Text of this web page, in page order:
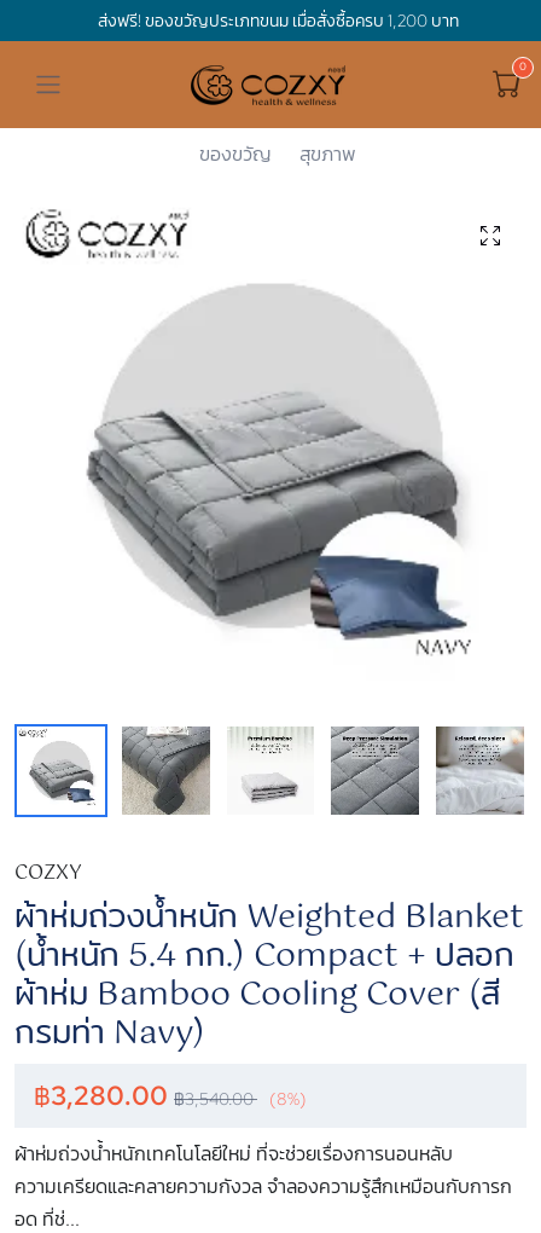
ส่งฟรี! ของขวัญประเภทขนม เมื่อสั่งซื้อครบ 1,200 บาท
ของขวัญ สุขภาพ
ของใช้ในบ้... ผ้าห่มถ่วง...
COZXY
ผ้าห่มถ่วงน้ำหนัก Weighted Blanket
(น้ำหนัก 5.4 กก.) Compact + ปลอก
ผ้าห่ม Bamboo Cooling Cover (สี
กรมท่า Navy)
฿3,280.00 ฿3,540.00 (8%)
ผ้าห่มถ่วงน้ำหนักเทคโนโลยีใหม่ ที่จะช่วยเรื่องการนอนหลับ
ความเครียดและคลายความกังวล จำลองความรู้สึกเหมือนกับการก
อด ที่ช่...
ดูทั้งหมด ของขวัญและเทศกาล
Holidays
ดูทั้งหมด Holidays
Father's day
Chinese New Year
Songkran's day
ดูทั้งหมด By Occasion
Stay Safe
Thank you
Congrats to you
ดูทั้งหมด Special one
For Her
ดูทั้งหมด เครื่องดื่ม
ดูทั้งหมด Premium Bird's Nest
Gift Boxes
Flower Collection
Tea
ดูทั้งหมด Tea
Tasting Boxes
ดูทั้งหมด Luxury
Non-Alcoholic Beverage
ดูทั้งหมด อาหาร
ดูทั้งหมด Wholegrain
Organic Rice
Cookies
ดูทั้งหมด Cookies
Gift Boxes
ดูทั้งหมด Chocolate
Tasting Boxes
ดูทั้งหมด Macaron
Tasting Boxes
Best Sellers
ดูทั้งหมด ของใช้ในบ้าน
หมอนประคบร้อนเย็น
เกี่ยวกับเรา
Gift box
Corporate Gift
Wedding Gift